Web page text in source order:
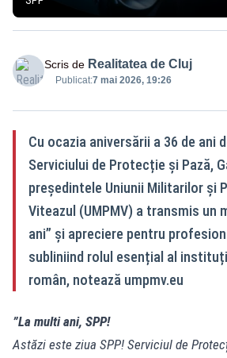
Scris de Realitatea de Cluj
Publicat:7 mai 2026, 19:26
Cu ocazia aniversării a 36 de ani
Serviciului de Protecție și Pază,
președintele Uniunii Militarilor și
Viteazul (UMPMV) a transmis un
ani” și apreciere pentru
subliniind rolul esențial al
român, notează umpmv.eu
”La multi ani, SPP!
Astăzi este ziua SPP! Serviciul de